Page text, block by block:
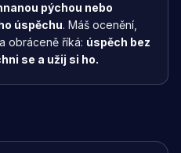
pýchou nebo
úspěchu. Máš ocenění,
obráceně říká: úspěch bez
se a užij si ho.